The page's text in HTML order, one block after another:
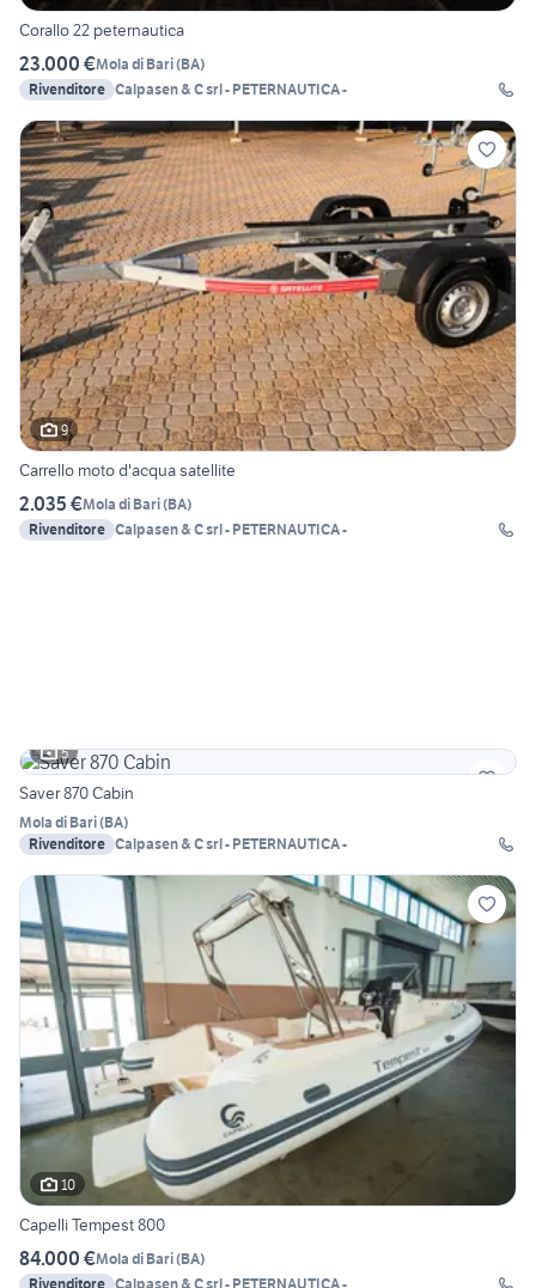
Corallo 22 peternautica
23.000 €Mola di Bari(BA)
Rivenditore Calpasen & C srl - PETERNAUTICA -
9
Carrello moto d'acqua satellite
2.035 €Mola di Bari(BA)
Rivenditore Calpasen & C srl - PETERNAUTICA -
5
Saver 870 Cabin
Mola di Bari(BA)
Rivenditore Calpasen & C srl - PETERNAUTICA -
10
Capelli Tempest 800
84.000 €Mola di Bari(BA)
Rivenditore Calpasen & C srl - PETERNAUTICA -